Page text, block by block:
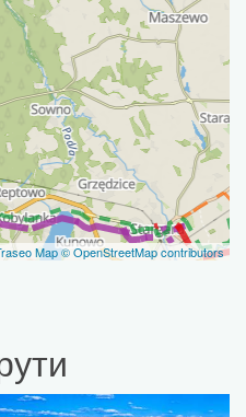
Map© OpenStreetMap contributors